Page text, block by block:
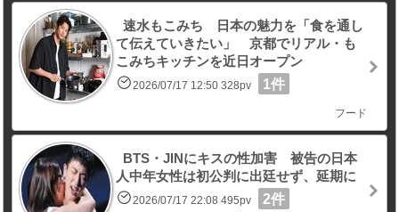
速水もこみち 日本の魅力を「食を通し
て伝えていきたい」 京都でリアル・も
こみちキッチンを近日オープン
2026/07/17 12:50 328pv 1件
フード
BTS・JINにキスの性加害 被告の日本
人中年女性は初公判に出廷せず、延期に
2026/07/17 22:08 495pv 2件